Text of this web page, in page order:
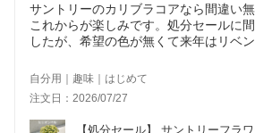
サントリーのカリブラコアなら間違い
これからが楽しみです。処分セールに
したが、希望の色が無くて来年はリベ
自分用｜趣味｜はじめて
注文日：2026/07/27
【処分セール】 サントリーフラ